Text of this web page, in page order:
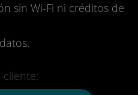
sin Wi-Fi ni créditos de
cliente: